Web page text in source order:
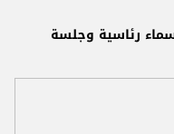
رئاسية وجلسة